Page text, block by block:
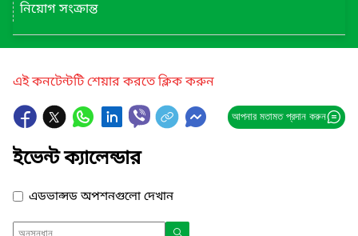
নিয়োগ সংক্রান্ত
এই কনটেন্টটি শেয়ার করতে ক্লিক করুন
আপনার মতামত প্রদান করুন
ইভেন্ট ক্যালেন্ডার
এডভান্সড অপশনগুলো দেখান